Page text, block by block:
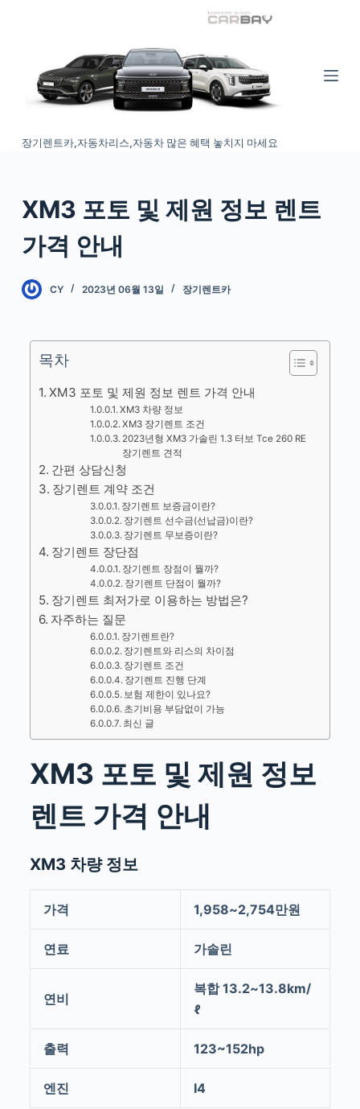
c
n
장기렌트카,자동차리스,자동차 많은 혜택 놓치지 마세요
XM3 포토 및 제원 정보 렌트
가격 안내
CY 2023년 06월 13일 장기렌트카
목차
XM3 포토 및 제원 정보 렌트 가격 안내
XM3 차량 정보
XM3 장기렌트 조건
2023년형 XM3 가솔린 1.3 터보 Tce 260 RE
장기렌트 견적
간편 상담신청
장기렌트 계약 조건
장기렌트 보증금이란?
장기렌트 선수금(선납금)이란?
장기렌트 무보증이란?
장기렌트 장단점
장기렌트 장점이 뭘까?
장기렌트 단점이 뭘까?
장기렌트 최저가로 이용하는 방법은?
자주하는 질문
장기렌트란?
장기렌트와 리스의 차이점
장기렌트 조건
장기렌트 진행 단계
보험 제한이 있나요?
초기비용 부담없이 가능
최신 글
XM3 포토 및 제원 정보
렌트 가격 안내
XM3 차량 정보
가격 1,958~2,754만원
연료 가솔린
연비
복합 13.2~13.8km/
ℓ
출력 123~152hp
엔진 I4